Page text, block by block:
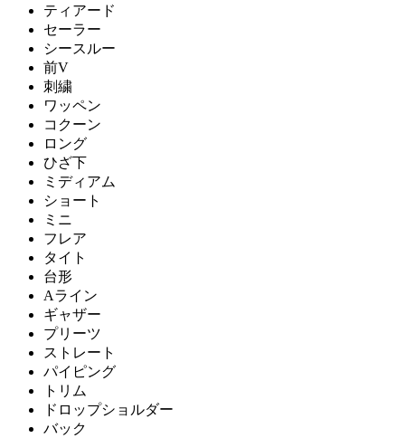
ティアード
セーラー
シースルー
前V
刺繍
ワッペン
コクーン
ロング
ひざ下
ミディアム
ショート
ミニ
フレア
タイト
台形
Aライン
ギャザー
プリーツ
ストレート
パイピング
トリム
ドロップショルダー
バック